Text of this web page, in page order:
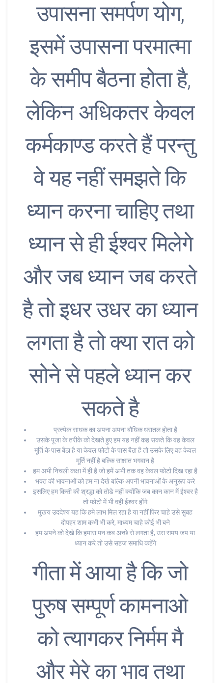
उपासना समर्पण योग,
इसमें उपासना परमात्मा
के समीप बैठना होता है,
लेकिन अधिकतर केवल
कर्मकाण्ड करते हैं परन्तु
वे यह नहीं समझते कि
ध्यान करना चाहिए तथा
ध्यान से ही ईश्वर मिलेगे
और जब ध्यान जब करते
है तो इधर उधर का ध्यान
लगता है तो क्या रात को
सोने से पहले ध्यान कर
सकते है
प्रत्येक साधक का अपना अपना बौधिक धरातल होता है
उसके पूजा के तरीके को देखते हुए हम यह नहीं कह सकते कि वह केवल
मूर्ति के पास बैठा है या केवल फोटो के पास बैठा है तो उसके लिए वह केवल
मूर्ति नहीं है बल्कि साक्षात भगवान है
हम अभी निचली कक्षा में ही है जो हमें अभी तक वह केवल फोटो दिख रहा है
भक्त की भावनाओं को हम ना देखे बल्कि अपनी भावनाओं के अनुरूप करे
इसलिए हम किसी की श्रद्धा को तोडे नहीं क्योंकि जब कान कान में ईश्वर है
तो फोटो में भी वही ईश्वर होंगे
मुखय उददेश्य यह कि हमे लाभ मिल रहा है या नहीं फिर चाहे उसे सुबह
दोपहर शाम कभी भी करे, माध्यम चाहे कोई भी बने
हम अपने को देखे कि हमारा मन कब अच्छे से लगता है, उस समय जप या
ध्यान करे तो उसे सहज समाधि कहेंगे
गीता में आया है कि जो
पुरुष सम्पूर्ण कामनाओ
को त्यागकर निर्मम मै
और मेरे का भाव तथा